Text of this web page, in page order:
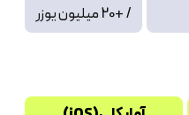
/ +20 میلیون یوزر